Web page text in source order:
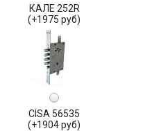
КАЛЕ 252R
(+1975 руб)
CISA 56535
(+1904 руб)